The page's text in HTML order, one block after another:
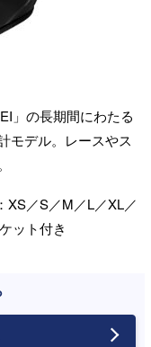
」の長期間にわたる
モデル。レースやス
XS／S／M／L／XL／
ット付き